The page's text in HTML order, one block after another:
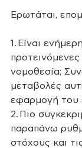
Ερωτάται,
1. Eίναι
νομοθεσία;
μεταβολές
εφαρμογή του
2. Πιο
παραπάνω
στόχους και